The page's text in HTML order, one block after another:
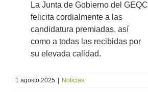
La Junta de Gobierno del GEQC
felicita cordialmente a las
candidatura premiadas, así
como a todas las recibidas por
su elevada calidad.
1 agosto 2025 Noticias